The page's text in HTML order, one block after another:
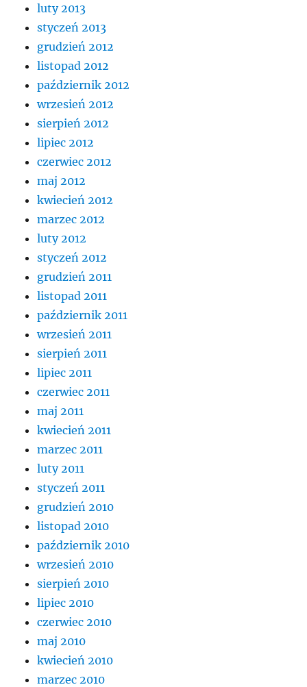
luty 2013
styczeń 2013
grudzień 2012
listopad 2012
październik 2012
wrzesień 2012
sierpień 2012
lipiec 2012
czerwiec 2012
maj 2012
kwiecień 2012
marzec 2012
luty 2012
styczeń 2012
grudzień 2011
listopad 2011
październik 2011
wrzesień 2011
sierpień 2011
lipiec 2011
czerwiec 2011
maj 2011
kwiecień 2011
marzec 2011
luty 2011
styczeń 2011
grudzień 2010
listopad 2010
październik 2010
wrzesień 2010
sierpień 2010
lipiec 2010
czerwiec 2010
maj 2010
kwiecień 2010
marzec 2010